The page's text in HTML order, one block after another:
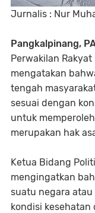
Jurnalis : Nur
Pangkalpinang,
Perwakilan
mengatakan
tengah
sesuai dengan
untuk
merupakan hak
Ketua Bidang
mengingatkan
suatu negara
kondisi